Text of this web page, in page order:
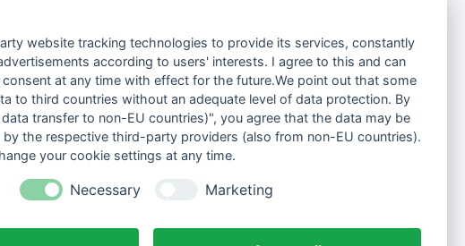
website tracking technologies to provide its services, constantly
according to users' interests. I agree to this and can
at any time with effect for the future.We point out that some
to third countries without an adequate level of data protection. By
transfer to non-EU countries)", you agree that the data may be
by the respective third-party providers (also from non-EU countries).
your cookie settings at any time.
Necessary Marketing